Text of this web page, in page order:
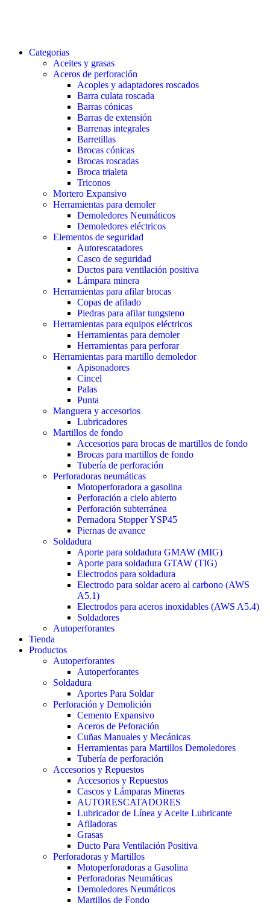
Categorias
Aceites y grasas
Aceros de perforación
Acoples y adaptadores roscados
Barra culata roscada
Barras cónicas
Barras de extensión
Barrenas integrales
Barretillas
Brocas cónicas
Brocas roscadas
Broca trialeta
Triconos
Mortero Expansivo
Herramientas para demoler
Demoledores Neumáticos
Demoledores eléctricos
Elementos de seguridad
Autorescatadores
Casco de seguridad
Ductos para ventilación positiva
Lámpara minera
Herramientas para afilar brocas
Copas de afilado
Piedras para afilar tungsteno
Herramientas para equipos eléctricos
Herramientas para demoler
Herramientas para perforar
Herramientas para martillo demoledor
Apisonadores
Cincel
Palas
Punta
Manguera y accesorios
Lubricadores
Martillos de fondo
Accesorios para brocas de martillos de fondo
Brocas para martillos de fondo
Tubería de perforación
Perforadoras neumáticas
Motoperforadora a gasolina
Perforación a cielo abierto
Perforación subterránea
Pernadora Stopper YSP45
Piernas de avance
Soldadura
Aporte para soldadura GMAW (MIG)
Aporte para soldadura GTAW (TIG)
Electrodos para soldadura
Electrodo para soldar acero al carbono (AWS
A5.1)
Electrodos para aceros inoxidables (AWS A5.4)
Soldadores
Autoperforantes
Tienda
Productos
Autoperforantes
Autoperforantes
Soldadura
Aportes Para Soldar
Perforación y Demolición
Cemento Expansivo
Aceros de Peforación
Cuñas Manuales y Mecánicas
Herramientas para Martillos Demoledores
Tubería de perforación
Accesorios y Repuestos
Accesorios y Repuestos
Cascos y Lámparas Mineras
AUTORESCATADORES
Lubricador de Línea y Aceite Lubricante
Afiladoras
Grasas
Ducto Para Ventilación Positiva
Perforadoras y Martillos
Motoperforadoras a Gasolina
Perforadoras Neumáticas
Demoledores Neumáticos
Martillos de Fondo